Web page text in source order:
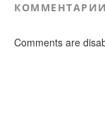
КОММЕНТАРИИ
Comments are